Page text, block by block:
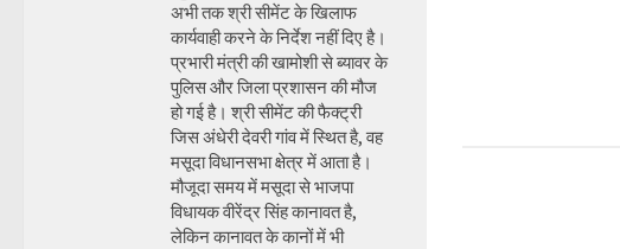
अभी तक श्री सीमेंट के खिलाफ
कार्यवाही करने के निर्देश नहीं दिए है।
प्रभारी मंत्री की खामोशी से ब्यावर के
पुलिस और जिला प्रशासन की मौज
हो गई है। श्री सीमेंट की फैक्ट्री
जिस अंधेरी देवरी गांव में स्थित है, वह
मसूदा विधानसभा क्षेत्र में आता है।
मौजूदा समय में मसूदा से भाजपा
विधायक वीरेंद्र सिंह कानावत है,
लेकिन कानावत के कानों में भी